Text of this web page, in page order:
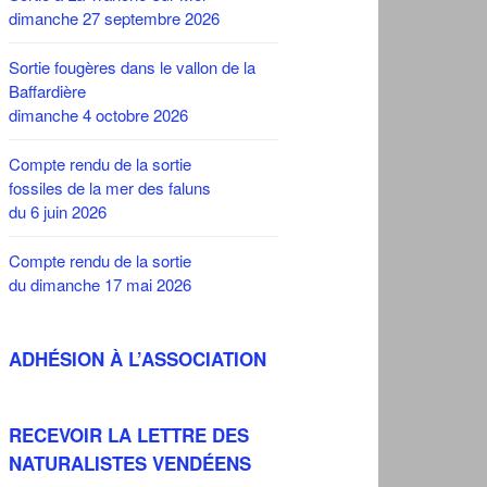
dimanche 27 septembre 2026
Sortie fougères dans le vallon de la
Baffardière
dimanche 4 octobre 2026
Compte rendu de la sortie
fossiles de la mer des faluns
du 6 juin 2026
Compte rendu de la sortie
du dimanche 17 mai 2026
ADHÉSION À L’ASSOCIATION
RECEVOIR LA LETTRE DES
NATURALISTES VENDÉENS